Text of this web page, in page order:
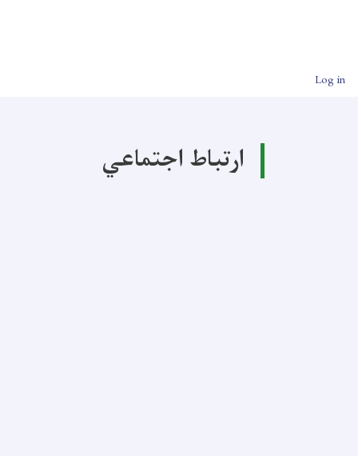
User account menu
Log in
ارتباط اجتماعي